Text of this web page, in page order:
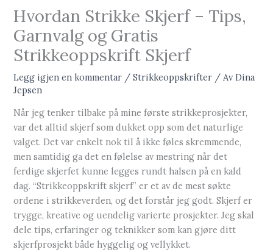
Hvordan Strikke Skjerf – Tips,
Garnvalg og Gratis
Strikkeoppskrift Skjerf
Legg igjen en kommentar /Strikkeoppskrifter / Av Dina
Jepsen
Når jeg tenker tilbake på mine første strikkeprosjekter,
var det alltid skjerf som dukket opp som det naturlige
valget. Det var enkelt nok til å ikke føles skremmende,
men samtidig ga det en følelse av mestring når det
ferdige skjerfet kunne legges rundt halsen på en kald
dag. “Strikkeoppskrift skjerf” er et av de mest søkte
ordene i strikkeverden, og det forstår jeg godt. Skjerf er
trygge, kreative og uendelig varierte prosjekter. Jeg skal
dele tips, erfaringer og teknikker som kan gjøre ditt
skjerfprosjekt både hyggelig og vellykket.